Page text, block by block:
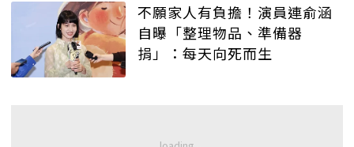
不願家人有負擔！演員連俞涵
自曝「整理物品、準備器
捐」：每天向死而生